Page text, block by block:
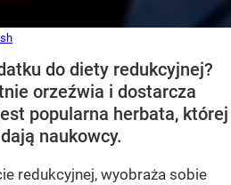
do diety redukcyjnej?
orzeźwia i dostarcza
popularna herbata, której
naukowcy.
redukcyjnej, wyobraża sobie